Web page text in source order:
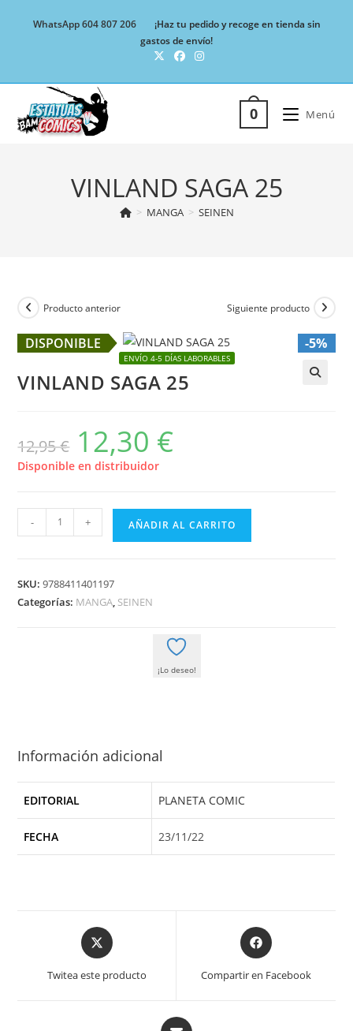
WhatsApp 604 807 206
¡Haz tu pedido y recoge en tienda sin
gastos de envío!
0 Menú
VINLAND SAGA 25
> MANGA > SEINEN
Producto anterior Siguiente producto
DISPONIBLE -5%
ENVÍO 4-5 DÍAS LABORABLES
VINLAND SAGA 25
12,95€
El
precio
original
era:
12,30 €
Disponible en distribuidor
VINLAND
SAGA
- + AÑADIR AL CARRITO
SKU:9788411401197
Categorías: MANGA, SEINEN
¡Lo deseo!
Información adicional
EDITORIAL PLANETA COMIC
FECHA 23/11/22
Opens
in
new
Twitea este producto
Opens
in
new
Compartir en Facebook
Opens